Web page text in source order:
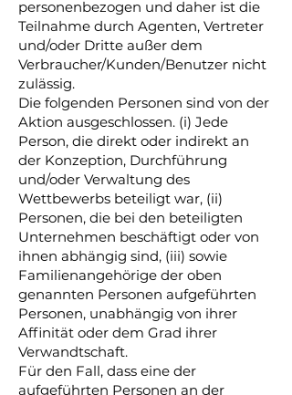
personenbezogen und daher ist die
Teilnahme durch Agenten, Vertreter
und/oder Dritte außer dem
Verbraucher/Kunden/Benutzer nicht
zulässig.
Die folgenden Personen sind von der
Aktion ausgeschlossen. (i) Jede
Person, die direkt oder indirekt an
der Konzeption, Durchführung
und/oder Verwaltung des
Wettbewerbs beteiligt war, (ii)
Personen, die bei den beteiligten
Unternehmen beschäftigt oder von
ihnen abhängig sind, (iii) sowie
Familienangehörige der oben
genannten Personen aufgeführten
Personen, unabhängig von ihrer
Affinität oder dem Grad ihrer
Verwandtschaft.
Für den Fall, dass eine der
aufgeführten Personen an der